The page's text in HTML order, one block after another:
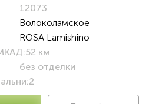
12073
Волоколамское
ROSA Lamishino
52 км
без отделки
2